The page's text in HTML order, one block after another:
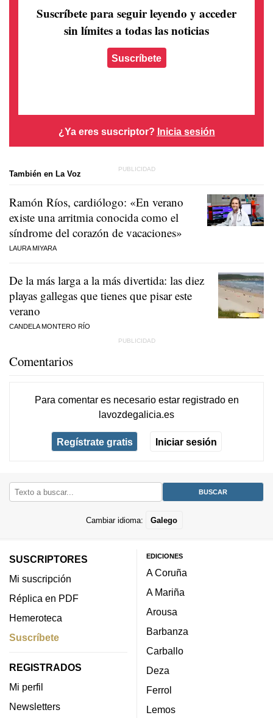
Suscríbete para seguir leyendo y acceder
sin límites a todas las noticias
Suscríbete
¿Ya eres suscriptor? Inicia sesión
También en La Voz
Ramón Ríos, cardiólogo: «En verano
existe una arritmia conocida como el
síndrome del corazón de vacaciones»
LAURA MIYARA
De la más larga a la más divertida: las diez
playas gallegas que tienes que pisar este
verano
CANDELA MONTERO RÍO
Comentarios
Para comentar es necesario estar registradoen
lavozdegalicia.es
Regístrate gratis Iniciar sesión
Cambiar idioma: Galego
SUSCRIPTORES
Mi suscripción
Réplica en PDF
Hemeroteca
Suscríbete
REGISTRADOS
Mi perfil
Newsletters
EDICIONES
A Coruña
A Mariña
Arousa
Barbanza
Carballo
Deza
Ferrol
Lemos